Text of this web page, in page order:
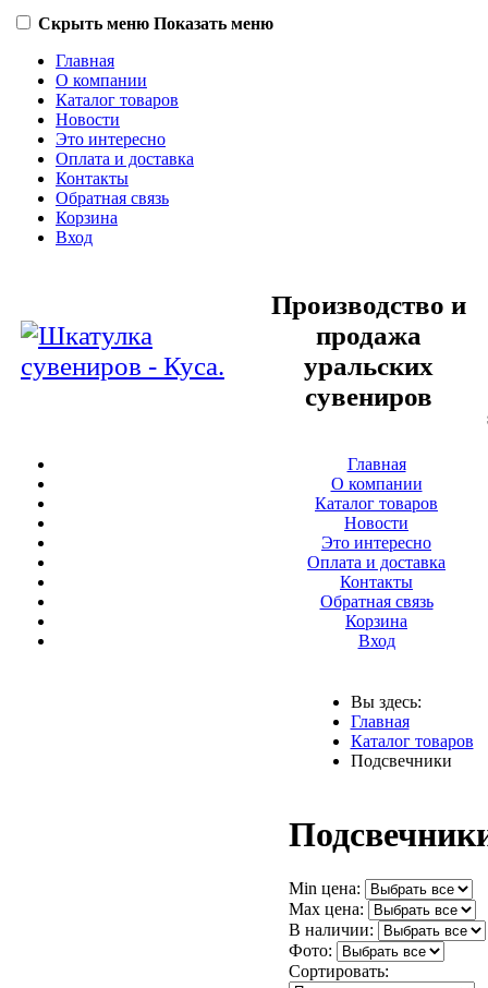
Скрыть меню Показать меню
Главная
О компании
Каталог товаров
Новости
Это интересно
Оплата и доставка
Контакты
Обратная связь
Корзина
Вход
Производство и
продажа
уральских
сувениров
Главная
О компании
Каталог товаров
Новости
Это интересно
Оплата и доставка
Контакты
Обратная связь
Корзина
Вход
Вы здесь:
Главная
Каталог товаров
Подсвечники
Min цена:
Max цена:
В наличии:
Фото:
Сортировать: